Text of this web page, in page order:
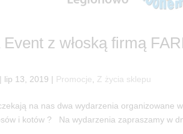
z włoską firmą
| lip 13, 2019 | Promocje Z życia sklepu
na nas dwa wydarzenia organizowane
i kotów ? Na wydarzenia zapraszamy w